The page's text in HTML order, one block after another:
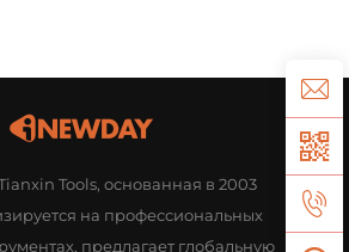
Tools, основанная в 2003
на профессиональных
предлагает глобальную